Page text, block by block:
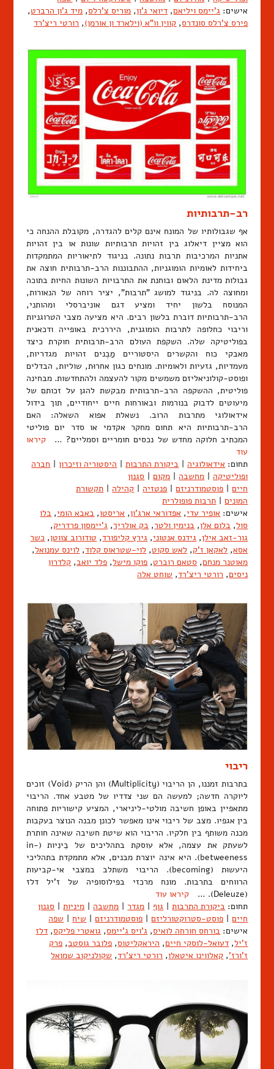
אישים: ג'יימס ויליאם, דיואי ג'ון, מוריס צ'רלס, מיד ג'ון הרברט,
פירס צ'רלס סונדרס, קווין וו"א (וילארד ון אורמן), רורטי ריצ'רד
רב-תרבותיות
אף שגבולותיו של המונח אינם קלים להגדרה, מקובלת ההנחה כי
הוא מציין דיאלוג בין זהויות תרבותיות שונות או בין זהויות
אתניות המרכיבות תרבות נתונה. בניגוד לתיאוריות המתמקדות
ביחידות לאומיות הומוגניות, ההתבוננות הרב-תרבותית חוצה את
גבולות מדינת הלאום ובוחנת את התרבויות השונות החיות בתוכה
ומחוצה לה. בניגוד למושג "תרבות", יציר רוחה של הנאורות,
המנוסח בלשון יחיד ומציע דגם אוניברסלי ומהותני,
הרב-תרבותיות דוברת בלשון רבים. היא מציעה מצבי הטרוגניות
וריבוי כחלופה לתרבות הומוגנית, היררכית באופייה ודכאנית
בפוליטיקה שלה. השקפת העולם הרב-תרבותית חוקרת כיצד
מאבקי כוח והקשרים היסטוריים מַבְנים זהויות מגדריות,
מעמדיות, גזעיות ולאומיות. מונחים כגון אחרוּת, שוליות, הבדלים
ופוסט-קולוניאליזם משמשים מקור להעצמה ולהתחדשות. מבחינה
פוליטית, ההשקפה הרב-תרבותית מבקשת להגן על זכותם של
מיעוטים לדבוק בנורמות ובאורחות חיים ייחודיים, תוך בידול
אידאולוגי מתרבות הרוב. נשאלת אפוא השאלה: האם
הרב-תרבותיות היא תחום מחקר אקדמי או סדר יום פוליטי
המכתיב חלוקה מחדש של נכסים חומריים וסמליים? …קיראו
עוד
תחום: אידאולוגיה ביקורת התרבות היסטוריה וזיכרון
חברה
ופוליטיקה
מחשבה מקום
סגנון
חיים
פוסטמודרניזם פנטזיה קהילה
תקשורת
המונים
תרבות פופולרית
אישים: אופיר עדי, אפדוראי ארג'ון, אריסטו, באבא הומי, בלו
סול, בלום אלן, בנימין ולטר, בק אולריך, ג'יימסון פרדריק,
גור-זאב אילן, גידנס אנטוני, גירץ קליפורד, טודורוב צווטן, כשר
אסא, לאקאן ז'ק, לאש סקוט, לוי-שטראוס קלוד, לוינס עמנואל,
מאוטנר מנחם, סטאם רוברט, פוקו מישל, פלד יואב, קלדרון
ניסים, רורטי ריצ'רד, שוחט אלה
ריבוי
בתרבות זמננו, הן הריבוי (Multiplicity) והן הריק (Void) זוכים
ליוקרה חדשה; למעשה הם שני צדדיו של מטבע אחד. הריבוי
מתאפיין באופן חשיבה מולטי-ליניארי, המציע קישוריות פתוחה
בין אגפיו. מצב של ריבוי אינו מאפשר לכונן מבנה הנוצר בעקבות
מכנה משותף בין חלקיו. הריבוי הוא שיטת חשיבה שאינה חותרת
לשעתק את עצמה, אלא עוסקת בתהליכים של בֵינִיות (in-
betweeness). היא אינה יוצרת מבנים, אלא מתמקדת בתהליכי
היעשוּת (becoming). הריבוי משתלב במצבי אי-קביעות
הרווחים בתרבות. מונח מרכזי בפילוסופיה של ז'יל דלז
(Deleuze). …
קיראו עוד
תחום: ביקורת התרבות גוף מגדר מחשבה מיניות
סגנון
חיים
פוסט-סטרוקטורליזם פוסטמודרניזם שיח
שפה
אישים: בורחס חורחה לואיס, ג'ויס ג'יימס, גואטרי פליקס, דלז
ז'יל, דעואל-לוסקי חיים, היראקליטוס, פלובר גוסטב, פרק
ז'ורז', קאלווינו איטאלו, רורטי ריצ'רד, שקולניקוב שמואל